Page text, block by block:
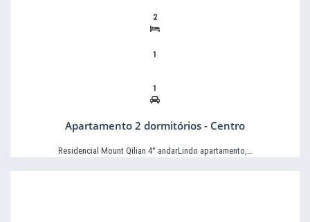
2
1
1
Apartamento 2 dormitórios - Centro
Residencial Mount Qilian 4° andarLindo apartamento,…